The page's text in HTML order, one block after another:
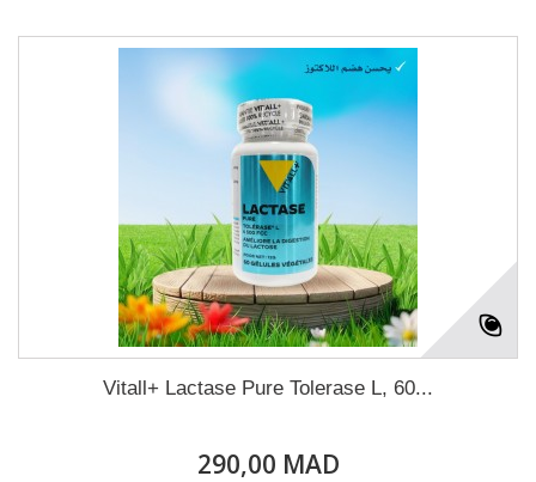
Vitall+ Lactase Pure Tolerase L, 60...
290,00 MAD